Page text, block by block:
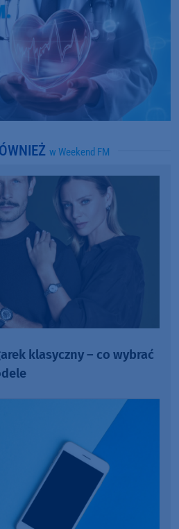
w Weekend FM
klasyczny – co wybrać